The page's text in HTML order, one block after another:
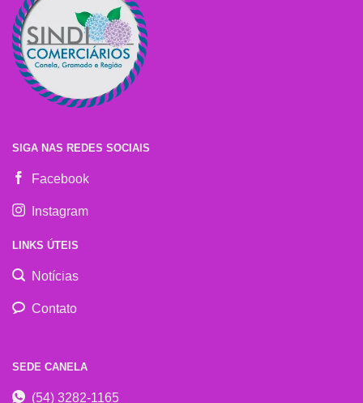
SIGA NAS REDES SOCIAIS
Facebook
Instagram
LINKS ÚTEIS
Notícias
Contato
SEDE CANELA
(54) 3282-1165